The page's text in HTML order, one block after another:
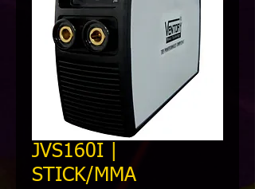
JVS160I |
STICK/MMA